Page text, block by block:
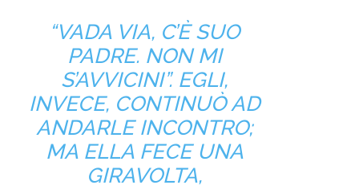
“VADA VIA, C’È SUO
PADRE. NON MI
S’AVVICINI”. EGLI,
INVECE, CONTINUÒ AD
ANDARLE INCONTRO;
MA ELLA FECE UNA
GIRAVOLTA,